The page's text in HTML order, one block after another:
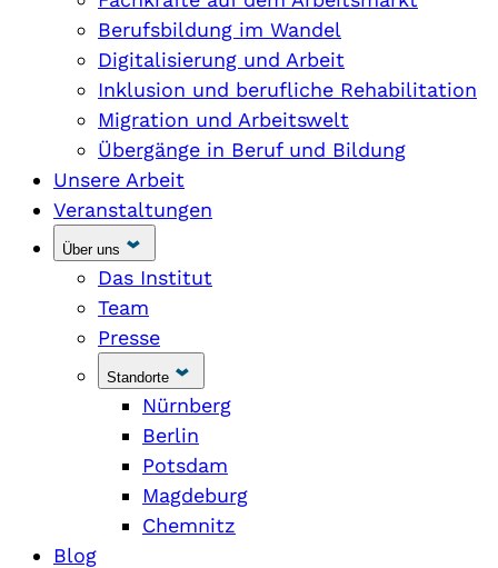
Berufsbildung im Wandel
Digitalisierung und Arbeit
Inklusion und berufliche Rehabilitation
Migration und Arbeitswelt
Übergänge in Beruf und Bildung
Unsere Arbeit
Veranstaltungen
Über uns
Das Institut
Team
Presse
Standorte
Nürnberg
Berlin
Potsdam
Magdeburg
Chemnitz
Blog